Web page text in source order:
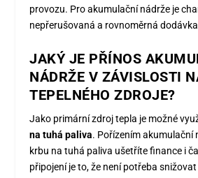
provozu. Pro akumulační nádrže je
nepřerušovaná a rovnoměrná
JAKÝ JE PŘÍNOS
NÁDRŽE V ZÁVISLOSTI
TEPELNÉHO ZDROJE?
Jako primární zdroj tepla je možné
na tuhá paliva. Pořízením akumulační
krbu na tuhá paliva ušetříte finance i
připojení je to, že není potřeba